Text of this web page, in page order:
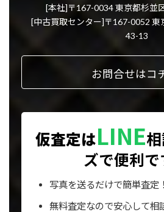
[本社]〒167-0034 東京都杉並
[中古買取センター]〒167-0052 東
43-13
お問合せはコ
仮査定はLINE
ズで便利で
写真を送るだけで簡単査定！
無料査定なので安心して相